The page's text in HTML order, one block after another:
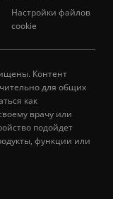
Настройки файлов
cookie
Контент
для общих
как
врачу или
подойдет
функции или